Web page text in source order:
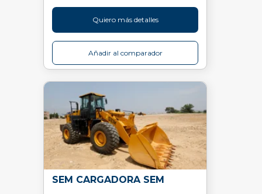
Quiero más detalles
Añadir al comparador
SEM CARGADORA SEM